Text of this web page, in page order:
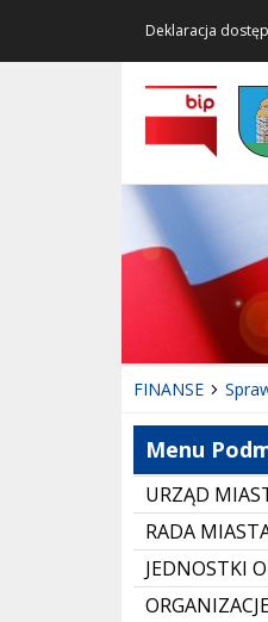
Deklaracja
FINANSE
Menu
URZĄD
RADA
JEDNOSTKI